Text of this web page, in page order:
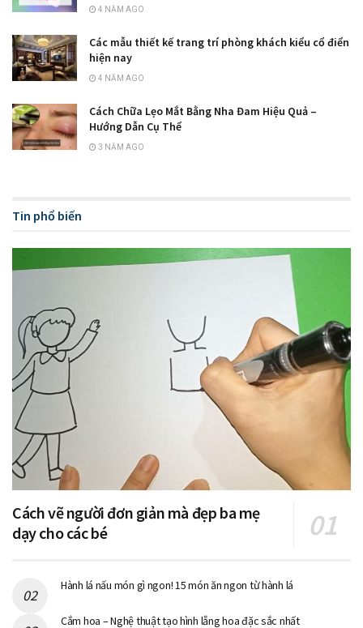
4 NĂM AGO
Các mẫu thiết kế trang trí phòng khách kiểu cổ điển
hiện nay
4 NĂM AGO
Cách Chữa Lẹo Mắt Bằng Nha Đam Hiệu Quả –
Hướng Dẫn Cụ Thể
3 NĂM AGO
Tin phổ biến
Cách vẽ người đơn giản mà đẹp ba mẹ
dạy cho các bé
Hành lá nấu món gì ngon! 15 món ăn ngon từ hành lá
Cắm hoa – Nghệ thuật tạo hình lẵng hoa đặc sắc nhất